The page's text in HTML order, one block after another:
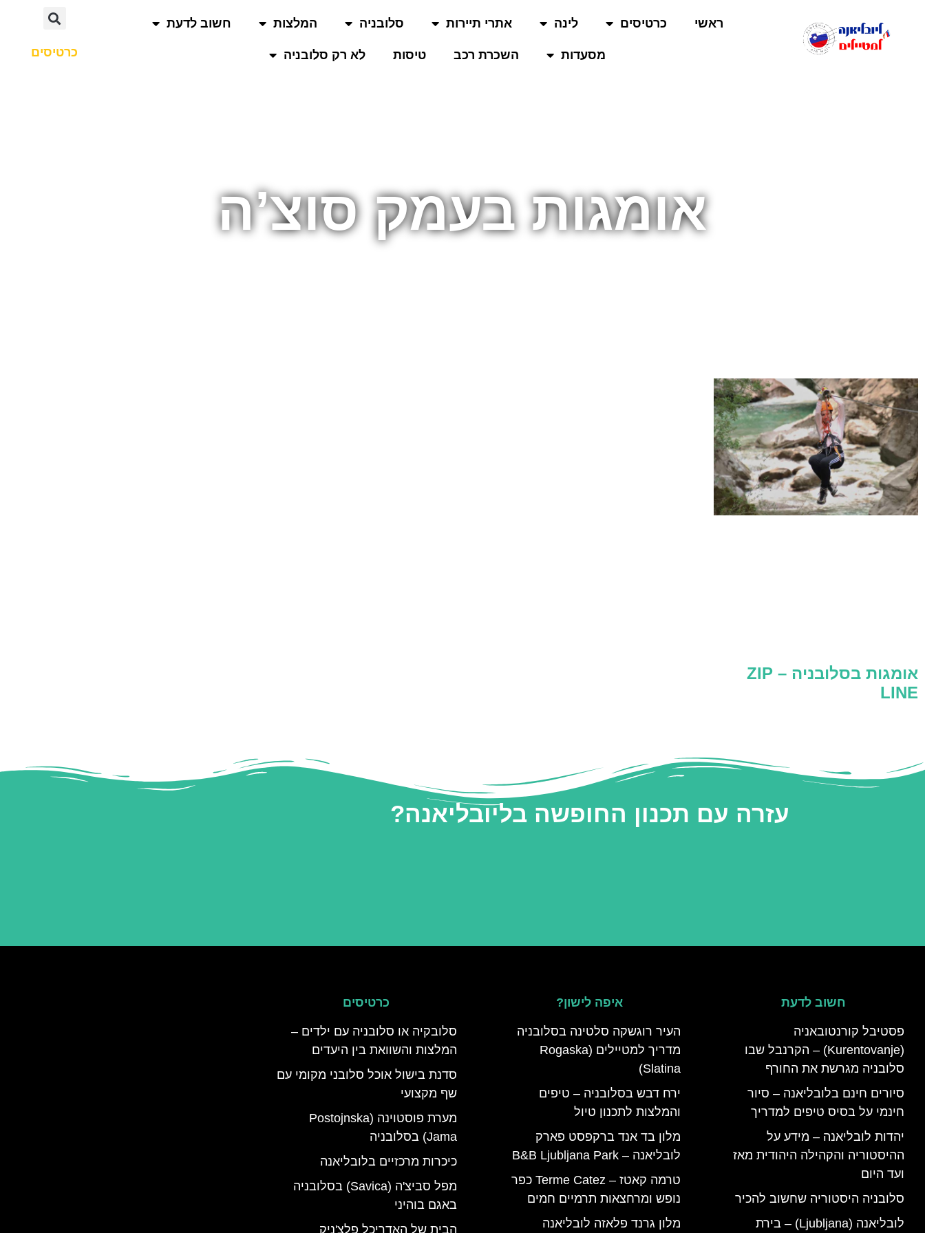
ראשי כרטיסים לינה אתרי תיירות סלובניה המלצות חשוב לדעת
מסעדות השכרת רכב טיסות לא רק סלובניה כרטיסים
אומגות בעמק סוצ’ה
אומגות בסלובניה – ZIP
LINE
עזרה עם תכנון החופשה בליובליאנה?
חשוב לדעת
פסטיבל קורנטובאניה
(Kurentovanje) – הקרנבל שבו
סלובניה מגרשת את החורף
סיורים חינם בלובליאנה – סיור
חינמי על בסיס טיפים למדריך
יהדות לובליאנה – מידע על
ההיסטוריה והקהילה היהודית מאז
ועד היום
סלובניה היסטוריה שחשוב להכיר
לובליאנה (Ljubljana) – בירת
איפה לישון?
העיר רוגשקה סלטינה בסלובניה
מדריך למטיילים (Rogaska
Slatina)
ירח דבש בסלובניה – טיפים
והמלצות לתכנון טיול
מלון בד אנד ברקפסט פארק
לובליאנה – B&B Ljubljana Park
טרמה קאטז – Terme Catez כפר
נופש ומרחצאות תרמיים חמים
מלון גרנד פלאזה לובליאנה
כרטיסים
סלובקיה או סלובניה עם ילדים –
המלצות והשוואת בין היעדים
סדנת בישול אוכל סלובני מקומי עם
שף מקצועי
מערת פוסטוינה (Postojnska
Jama) בסלובניה
כיכרות מרכזיים בלובליאנה
מפל סביצ'ה (Savica) בסלובניה
באגם בוהיני
הבית של האדריכל פלצ'ניק